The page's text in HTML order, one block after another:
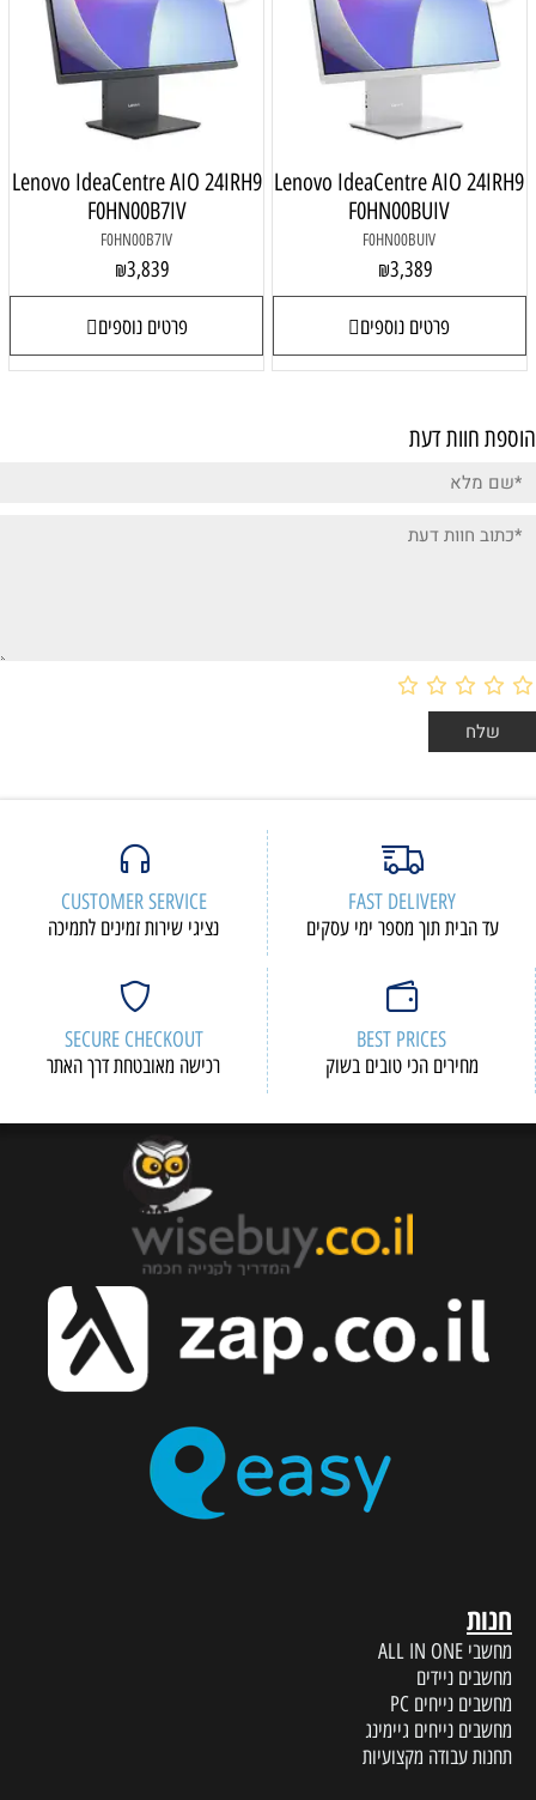
Lenovo IdeaCentre AIO 24IRH9
F0HN00BUIV
F0HN00BUIV
₪3,389
פרטים נוספים
Lenovo IdeaCentre AIO 24IRH9
F0HN00B7IV
F0HN00B7IV
₪3,839
פרטים נוספים
הוספת חוות דעת
FAST DELIVERY
עד הבית תוך מספר ימי עסקים
CUSTOMER SERVICE
נציגי שירות זמינים לתמיכה
BEST PRICES
מחירים הכי טובים בשוק
SECURE CHECKOUT
רכישה מאובטחת דרך האתר
חנות
מחשבי ALL IN ONE
מחשבים ניידים
מחשבים נייחים PC
מחשבים נייחים גיימינג
תחנות עבודה מקצועיות